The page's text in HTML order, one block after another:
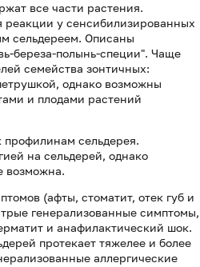
все части растения.
реакции у сенсибилизированных
сельдереем. Описаны
береза-полынь-специи". Чаще
семейства зонтичных:
однако возможны
и плодами растений
профилинам сельдерея.
на сельдерей, однако
возможна.
(афты, стоматит, отек губ и
генерализованные симптомы,
и анафилактический шок.
протекает тяжелее и более
аллергические